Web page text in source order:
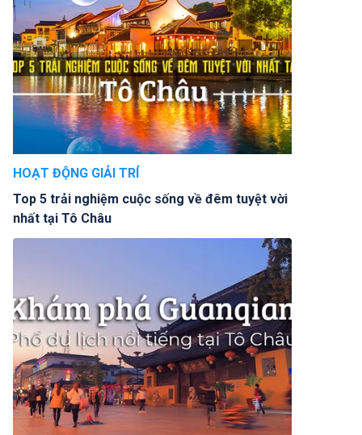
HOẠT ĐỘNG GIẢI TRÍ
Top 5 trải nghiệm cuộc sống về đêm tuyệt vời
nhất tại Tô Châu